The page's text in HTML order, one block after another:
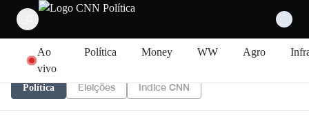
Ao
vivo
Política Money WW Agro
Política Eleições Índice CNN